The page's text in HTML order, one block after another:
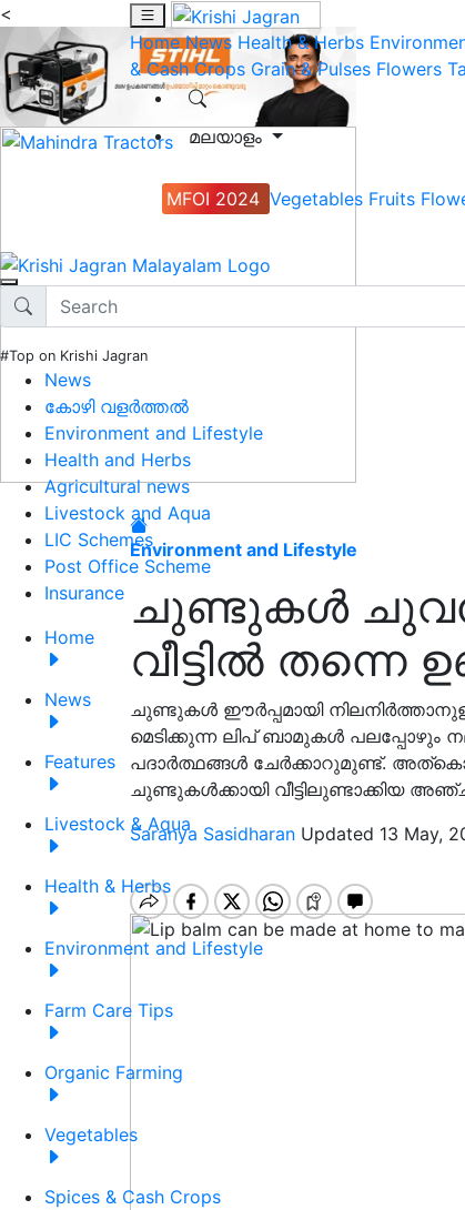
<
Home News Health & Herbs
& Cash Crops Grain & Pulses Flowers
മലയാളം
MFOI 2024 Vegetables Fruits
#Top on Krishi Jagran
News
കോഴി വളർത്തൽ
Environment and Lifestyle
Health and Herbs
Agricultural news
Livestock and Aqua
LIC Schemes
Post Office Scheme
Insurance
Home
News
Features
Livestock & Aqua
Health & Herbs
Environment and Lifestyle
Farm Care Tips
Organic Farming
Vegetables
Spices & Cash Crops
Environment and Lifestyle
ചുണ്ടുകൾ
വീട്ടിൽ തന്നെ
ചുണ്ടുകൾ ഈർപ്പമായി
മെടിക്കുന്ന ലിപ് ബാമുകൾ
പദാർത്ഥങ്ങൾ ചേർക്കാറുമുണ്ട്.
ചുണ്ടുകൾക്കായി വീട്ടിലുണ്ടാക്കിയ
Saranya Sasidharan Updated 13 May,